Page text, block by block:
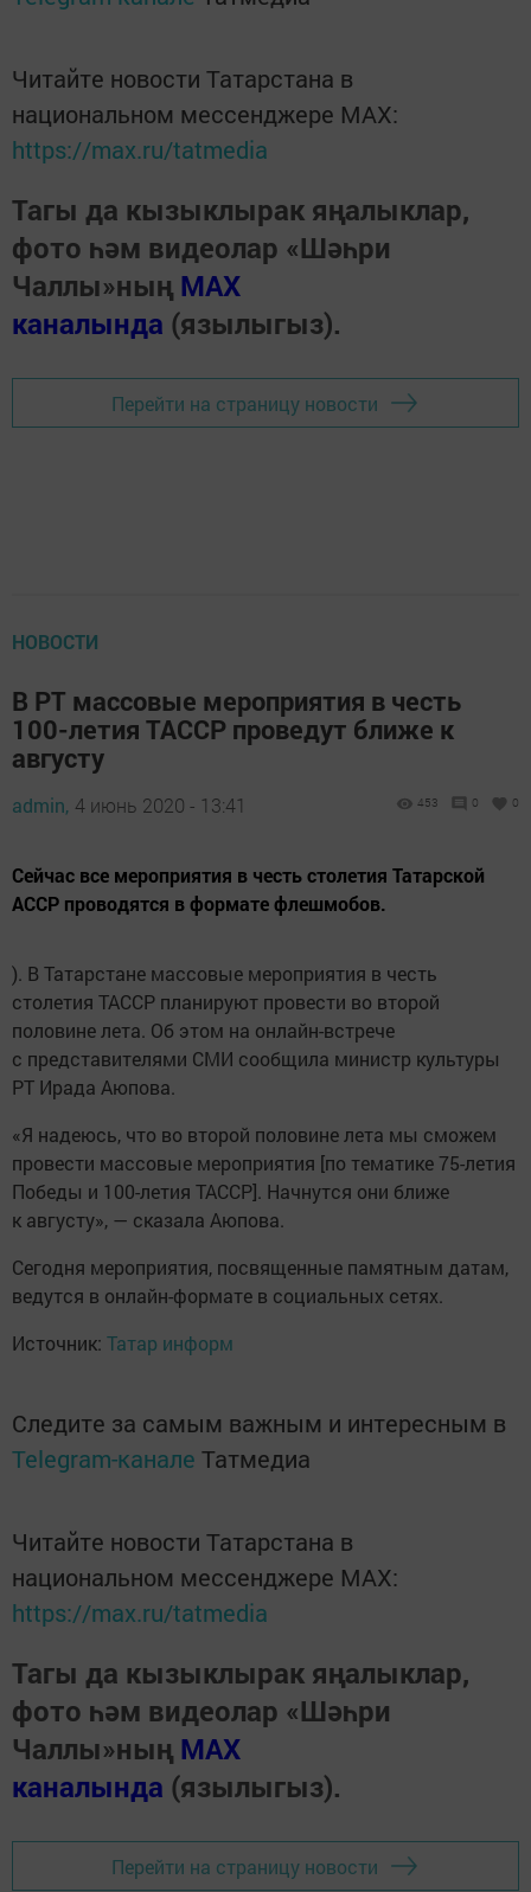
Читайте новости Татарстана в
национальном мессенджере MАХ:
https://max.ru/tatmedia
Тагы да кызыклырак яңалыклар,
фото һәм видеолар «Шәһри
Чаллы»ның MAX
каналында (язылыгыз).
Перейти на страницу новости
НОВОСТИ
В РТ массовые мероприятия в честь
100-летия ТАССР проведут ближе к
августу
admin, 4 июнь 2020 - 13:41 453 0 0
Сейчас все мероприятия в честь столетия Татарской
АССР проводятся в формате флешмобов.
). В Татарстане массовые мероприятия в честь
столетия ТАССР планируют провести во второй
половине лета. Об этом на онлайн-встрече
с представителями СМИ сообщила министр культуры
РТ Ирада Аюпова.
«Я надеюсь, что во второй половине лета мы сможем
провести массовые мероприятия [по тематике 75-летия
Победы и 100-летия ТАССР]. Начнутся они ближе
к августу», — сказала Аюпова.
Сегодня мероприятия, посвященные памятным датам,
ведутся в онлайн-формате в социальных сетях.
Источник: Татар информ
Следите за самым важным и интересным в
Telegram-канале Татмедиа
Читайте новости Татарстана в
национальном мессенджере MАХ:
https://max.ru/tatmedia
Тагы да кызыклырак яңалыклар,
фото һәм видеолар «Шәһри
Чаллы»ның MAX
каналында (язылыгыз).
Перейти на страницу новости